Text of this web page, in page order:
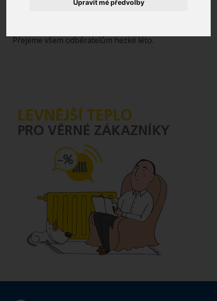
Upravit mé předvolby
Přejeme všem odběratelům hezké léto.